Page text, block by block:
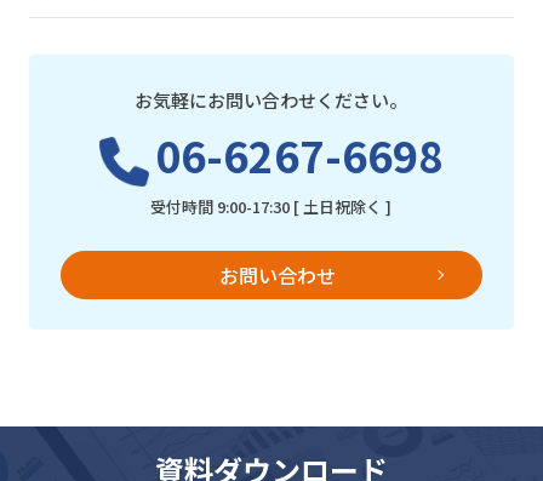
お気軽にお問い合わせください。
06-6267-6698
受付時間 9:00-17:30 [ 土日祝除く ]
お問い合わせ
資料ダウンロード